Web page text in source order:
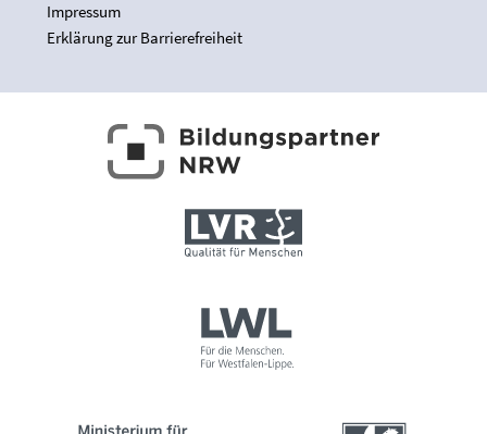
Impressum
Erklärung zur Barrierefreiheit